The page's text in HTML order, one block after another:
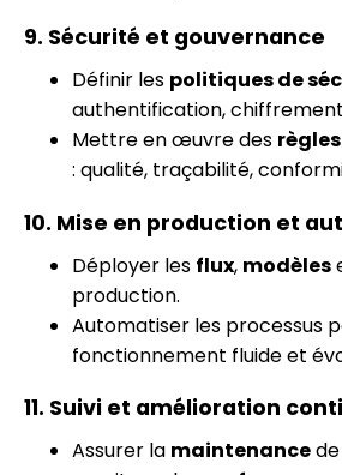
9. Sécurité et gouvernance
Définir les politiques de
authentification,
Mettre en œuvre des
: qualité, traçabilité,
10. Mise en production et
Déployer les flux, modèles
production.
Automatiser les processus
fonctionnement fluide et
11. Suivi et amélioration
Assurer la maintenance